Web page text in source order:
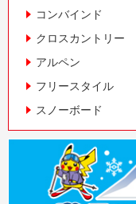
コンバインド
クロスカントリー
アルペン
フリースタイル
スノーボード